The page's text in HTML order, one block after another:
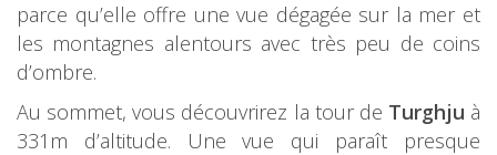
parce qu’elle offre une vue dégagée sur la mer et
les montagnes alentours avec très peu de coins
d’ombre.
Au sommet, vous découvrirez la tour de Turghju à
331m d’altitude. Une vue qui paraît presque